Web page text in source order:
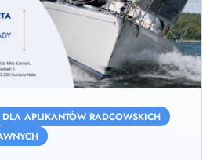
DLA APLIKANTÓW RADCOWSKICH